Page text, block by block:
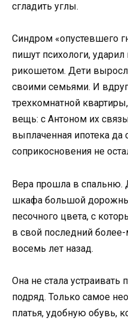
сгладить углы.
Синдром «опустевшего
пишут психологи,
рикошетом. Дети
своими семьями. И
трехкомнатной
вещь: с Антоном их
выплаченная ипотека да
соприкосновения не
Вера прошла в спальню.
шкафа большой
песочного цвета, с
в свой последний
восемь лет назад.
Она не стала устраивать
подряд. Только самое
платья, удобную обувь,